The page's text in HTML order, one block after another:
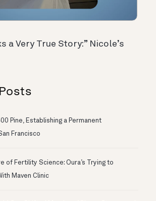
a Very True Story:” Nicole’s
Pine, Establishing a Permanent
Francisco
of Fertility Science: Oura’s Trying to
Maven Clinic